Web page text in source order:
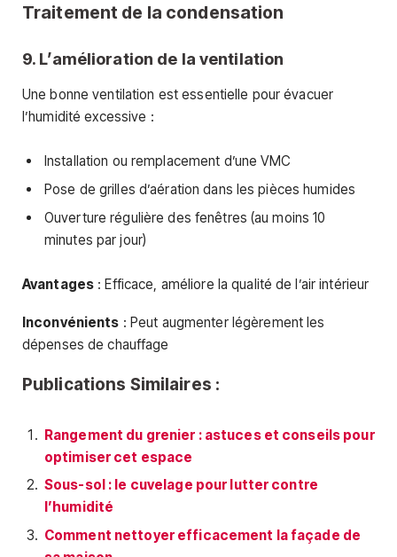
Traitement de la condensation
9. L’amélioration de la ventilation
Une bonne ventilation est essentielle pour évacuer
l’humidité excessive :
Installation ou remplacement d’une VMC
Pose de grilles d’aération dans les pièces humides
Ouverture régulière des fenêtres (au moins 10
minutes par jour)
Avantages : Efficace, améliore la qualité de l’air intérieur
Inconvénients : Peut augmenter légèrement les
dépenses de chauffage
Publications Similaires :
Rangement du grenier : astuces et conseils pour
optimiser cet espace
Sous-sol : le cuvelage pour lutter contre
l’humidité
Comment nettoyer efficacement la façade de